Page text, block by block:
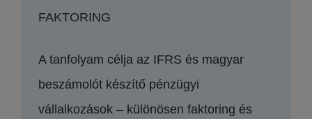
FAKTORING
A tanfolyam célja az IFRS és magyar
beszámolót készítő pénzügyi
vállalkozások – különösen faktoring és